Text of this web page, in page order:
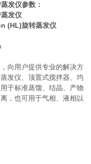
发仪参数：
发仪
(HL)旋转蒸发仪
向用户提供专业的解决方
发仪、顶置式搅拌器、均
于标准蒸馏、结晶、产物
，也可用于气相、液相以